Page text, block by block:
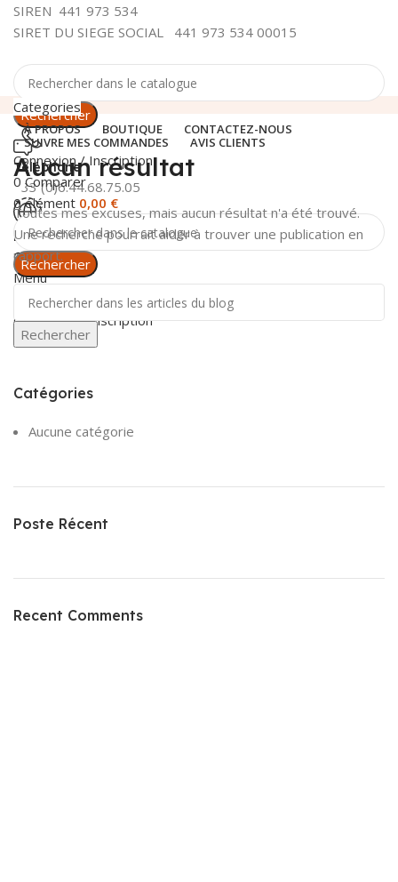
SIREN 441 973 534
SIRET DU SIEGE SOCIAL 441 973 534 00015
Rechercher
Téléphone
+33 (0)6.44.68.75.05
Livraison
Gratuite
Menu
Connexion / Inscription
Categories
À PROPOS BOUTIQUE
CONTACTEZ-NOUS
SUIVRE MES COMMANDES
AVIS CLIENTS
Connexion / Inscription
0 Comparer
0élément 0,00 €
Rechercher
Aucun résultat
Toutes mes excuses, mais aucun résultat n'a été trouvé.
Une recherche pourrait aider à trouver une publication en
rapport.
Rechercher
Catégories
Aucune catégorie
Poste Récent
Recent Comments